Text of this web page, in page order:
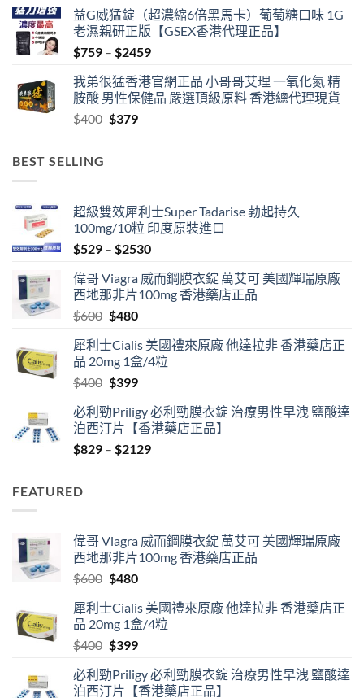
益G威猛錠（超濃縮6倍黑馬卡）葡萄糖口味 1G
老濕親研正版【GSEX香港代理正品】
$759 – $2459Price
$759
through
我弟很猛香港官網正品 小哥哥艾理 一氧化氮 精
胺酸 男性保健品 嚴選頂級原料 香港總代理現貨
$400 Original
$379Current
BEST SELLING
超級雙效犀利士Super Tadarise 勃起持久
100mg/10粒 印度原裝進口
$529 – $2530Price
$529
through
偉哥 Viagra 威而鋼膜衣錠 萬艾可 美國輝瑞原廠
西地那非片100mg 香港藥店正品
$600 Original
was:
$600.
$480Current
is:
$480.
犀利士Cialis 美國禮來原廠 他達拉非 香港藥店正
品 20mg 1盒/4粒
$400 Original
was:
$400.
$399Current
is:
$399.
必利勁Priligy 必利勁膜衣錠 治療男性早洩 鹽酸達
泊西汀片【香港藥店正品】
$829 – $2129Price
FEATURED
偉哥 Viagra 威而鋼膜衣錠 萬艾可 美國輝瑞原廠
西地那非片100mg 香港藥店正品
$600 Original
was:
$600.
$480Current
is:
$480.
犀利士Cialis 美國禮來原廠 他達拉非 香港藥店正
品 20mg 1盒/4粒
$400 Original
was:
$399Current
is:
必利勁Priligy 必利勁膜衣錠 治療男性早洩 鹽酸達
泊西汀片【香港藥店正品】